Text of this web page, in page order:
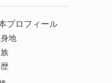
プロフィール
地